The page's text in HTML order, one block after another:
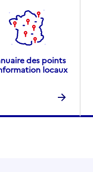
des points
locaux